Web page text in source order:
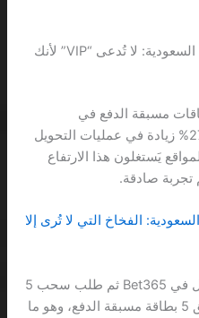
كازينو إيداع 5 بطاقة مسبقة الدفع السعودية: لا تُدعى “VIP” لأنك
نُقابل طلبات إيداع 5 بطاقات مسبقة الدفع في
كازينوهات سعودية؟ 2023 شهد 27% زيادة في عمليات التحويل
يَستغلون هذا الارتفاع
تجربة صادقة.
الفخاخ التي لا تُرى إلا
مثلاً، أحد اللاعبين استثمر 150 ريال في Bet365 ثم طلب سحب 5
ريال فقط، لكن النظام طلب توثيق 5 بطاقة مسبقة الدفع، وهو ما